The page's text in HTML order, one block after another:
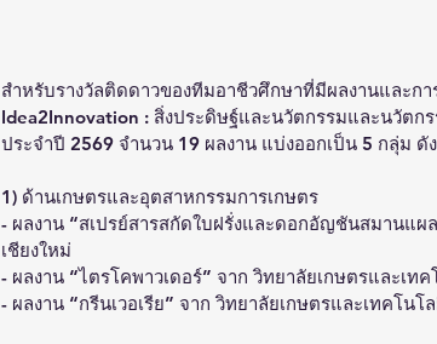
สำหรับรางวัลติดดาวของทีมอาชีวศึกษาที่มีผลงานและกา
Idea2Innovation : สิ่งประดิษฐ์และนวัตกรรมและนวัตก
ประจำปี 2569 จำนวน 19 ผลงาน แบ่งออกเป็น 5 กลุ่ม ดั
1) ด้านเกษตรและอุตสาหกรรมการเกษตร
- ผลงาน “สเปรย์สารสกัดใบฝรั่งและดอกอัญชันสมานแผ
เชียงใหม่
- ผลงาน “ไตรโคพาวเดอร์” จาก วิทยาลัยเกษตรและเท
- ผลงาน “กรีนเวอเรีย” จาก วิทยาลัยเกษตรและเทคโนโ